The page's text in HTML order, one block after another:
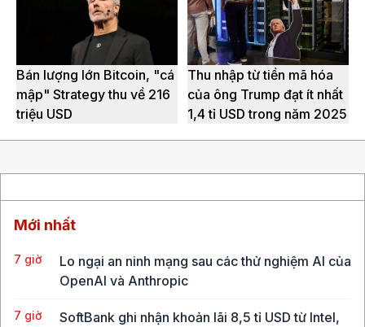
Bán lượng lớn Bitcoin, "cá
mập" Strategy thu về 216
triệu USD
Thu nhập từ tiền mã hóa
của ông Trump đạt ít nhất
1,4 tỉ USD trong năm 2025
Mới nhất
7 giờ
Lo ngại an ninh mạng sau các thử nghiệm AI của
OpenAI và Anthropic
7 giờ
SoftBank ghi nhận khoản lãi 8,5 tỉ USD từ Intel,